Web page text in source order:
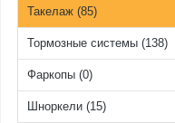
Такелаж (85)
Тормозные системы (138)
Фаркопы (0)
Шноркели (15)